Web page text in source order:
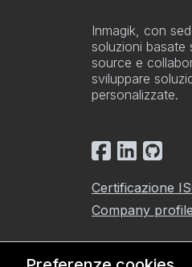
Inmagik, con
soluzioni
source e
sviluppare
personalizzate.
Certificazione
Company profile